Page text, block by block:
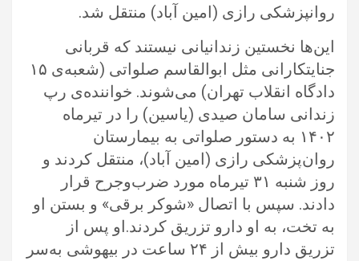
روانپزشکی رازی (امین آباد) منتقل شد.‏
این‌ها نخستین زندانیانی نیستند که قربانی
جنایتکارانی مثل ابوالقاسم صلواتی (شعبه‌ی ۱۵
دادگاه انقلاب تهران) می‌شوند. خواننده‌ی رپ
زندانی ‏سامان صیدی (یاسین) را در تیرماه
۱۴۰۲ به دستور صلواتی به بیمارستان
روان‌پزشکی رازی (امین ‌آباد)، منتقل کردند و
روز شنبه ۳۱ تیرماه ‏مورد ضرب‌وجرح قرار
دادند. سپس با اتصال «شوکر برقی» و بستن او
به تخت، به او دارو تزریق کردند‎.‎او پس از
تزریق دارو بیش از ۲۴ ساعت در ‏بیهوشی به‌سر